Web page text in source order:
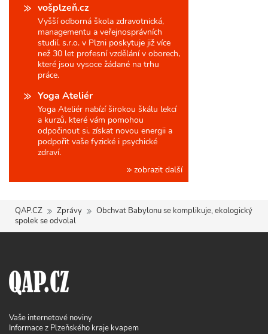
vošplzeň.cz
Vyšší odborná škola zdravotnická,
managementu a veřejnosprávních
studií, s.r.o. v Plzni poskytuje již více
než 30 let profesní vzdělání v oborech,
které jsou vysoce žádané na trhu
práce.
Yoga Ateliér
Yoga Ateliér nabízí širokou škálu lekcí
a kurzů, které vám pomohou
odpočinout si, získat novou energii a
podpořit vaše fyzické i psychické
zdraví.
zobrazit další
QAP.CZ Zprávy
Obchvat Babylonu se komplikuje, ekologický
spolek se odvolal
Vaše internetové noviny
Informace z Plzeňského kraje kvapem